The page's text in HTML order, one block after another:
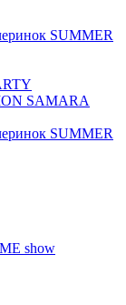
SUMMER
SAMARA
SUMMER
show